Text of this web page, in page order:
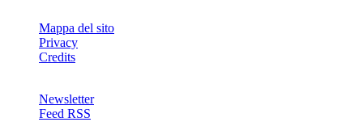
Mappa del sito
Privacy
Credits
Newsletter
Feed RSS